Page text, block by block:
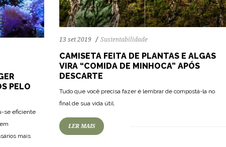
PELO
se eficiente
mais
13 set 2019 Sustentabilidade
CAMISETA FEITA DE PLANTAS E ALGAS
VIRA “COMIDA DE MINHOCA” APÓS
DESCARTE
Tudo que você precisa fazer é lembrar de compostá-la no
final de sua vida útil.
LER MAIS